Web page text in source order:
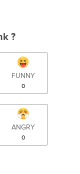
?
FUNNY
0
ANGRY
0